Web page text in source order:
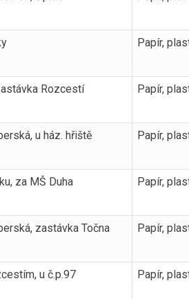
Papír,
Rozcestí Papír,
u ház. hřiště Papír,
za MŠ Duha Papír,
zastávka Točna Papír,
u č.p.97 Papír,